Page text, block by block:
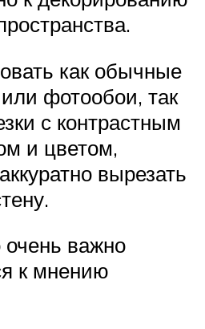
как обычные
фотообои, так
с контрастным
и цветом,
вырезать
важно
к мнению